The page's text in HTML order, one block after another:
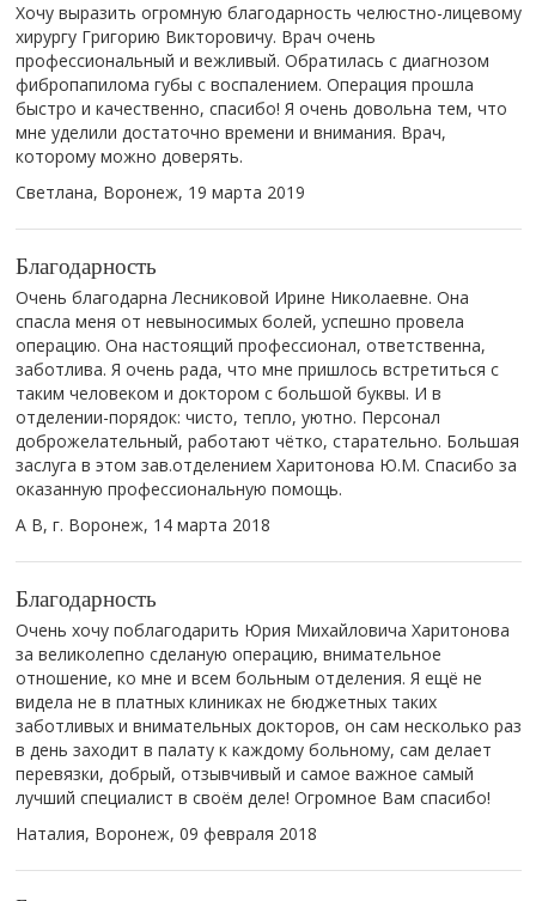
Хочу выразить огромную благодарность челюстно-лицевому
хирургу Григорию Викторовичу. Врач очень
профессиональный и вежливый. Обратилась с диагнозом
фибропапилома губы с воспалением. Операция прошла
быстро и качественно, спасибо! Я очень довольна тем, что
мне уделили достаточно времени и внимания. Врач,
которому можно доверять.
Светлана, Воронеж, 19 марта 2019
Благодарность
Очень благодарна Лесниковой Ирине Николаевне. Она
спасла меня от невыносимых болей, успешно провела
операцию. Она настоящий профессионал, ответственна,
заботлива. Я очень рада, что мне пришлось встретиться с
таким человеком и доктором с большой буквы. И в
отделении-порядок: чисто, тепло, уютно. Персонал
доброжелательный, работают чётко, старательно. Большая
заслуга в этом зав.отделением Харитонова Ю.М. Спасибо за
оказанную профессиональную помощь.
А В, г. Воронеж, 14 марта 2018
Благодарность
Очень хочу поблагодарить Юрия Михайловича Харитонова
за великолепно сделаную операцию, внимательное
отношение, ко мне и всем больным отделения. Я ещё не
видела не в платных клиниках не бюджетных таких
заботливых и внимательных докторов, он сам несколько раз
в день заходит в палату к каждому больному, сам делает
перевязки, добрый, отзывчивый и самое важное самый
лучший специалист в своём деле! Огромное Вам спасибо!
Наталия, Воронеж, 09 февраля 2018